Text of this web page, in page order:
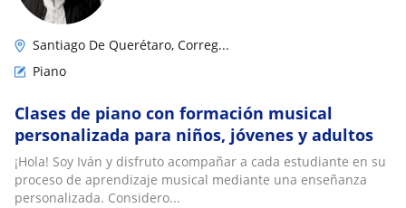
Santiago De Querétaro, Correg...
Piano
Clases de piano con formación musical
personalizada para niños, jóvenes y adultos
¡Hola! Soy Iván y disfruto acompañar a cada estudiante en su
proceso de aprendizaje musical mediante una enseñanza
personalizada. Considero...